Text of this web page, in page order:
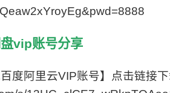
vip账号分享
度阿里云VIP账号】点击链接